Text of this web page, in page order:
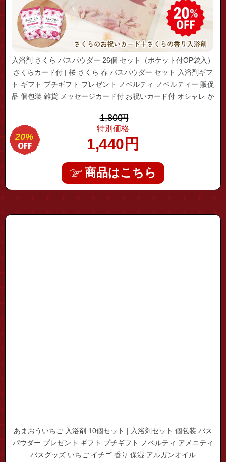
入浴剤 さくら バスパウダー 26個 セット（ポケット付OP袋入）
さくらカード付 | 桜 さくら 春 バスパウダー セット 入浴剤ギフ
ト ギフト プチギフト プレゼント ノベルティ ノベルティー 販促
品 個包装 雑貨 メッセージカード付 お祝いカード付 オシャレ か
1,800円
特別価格
1,440 円
20%
商品はこちら
"27040004-10"
あまおういちご 入浴剤 10個セット | 入浴剤セット 個包装 バス
パウダー プレゼント ギフト プチギフト ノベルティ アメニティ
バスグッズ いちご イチゴ 香り 保湿 アルガンオイル